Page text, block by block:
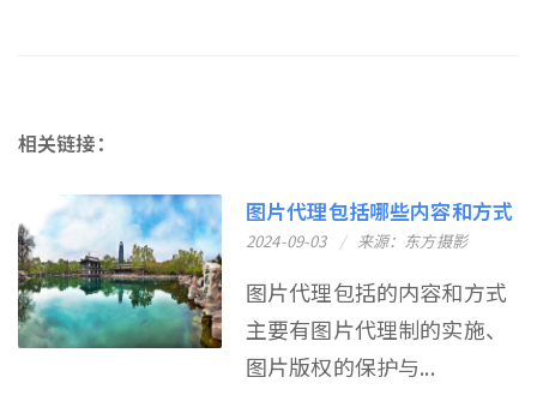
相关链接：
图片代理包括哪些内容和方式
2024-09-03 来源：东方摄影
图片代理包括的内容和方式
主要有图片代理制的实施、
图片版权的保护与...